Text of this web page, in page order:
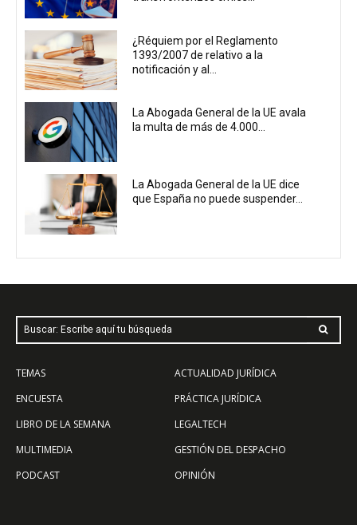
¿Réquiem por el Reglamento
1393/2007 de relativo a la
notificación y al...
La Abogada General de la UE avala
la multa de más de 4.000...
La Abogada General de la UE dice
que España no puede suspender...
Buscar: Escribe aquí tu búsqueda
TEMAS
ENCUESTA
LIBRO DE LA SEMANA
MULTIMEDIA
PODCAST
ACTUALIDAD JURÍDICA
PRÁCTICA JURÍDICA
LEGALTECH
GESTIÓN DEL DESPACHO
OPINIÓN